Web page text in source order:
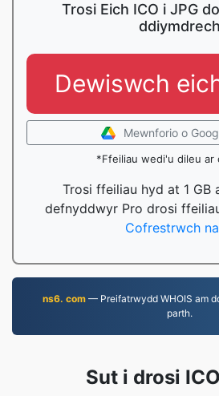
Trosi Eich ICO i JPG
ddiymdrech
Dewiswch
Mewnforio o
*Ffeiliau wedi'u dileu ar
Trosi ffeiliau hyd at 1 GB
defnyddwyr Pro drosi
Cofrestrwch
ns6. com— Preifatrwydd WHOIS am
parth.
Sut i drosi